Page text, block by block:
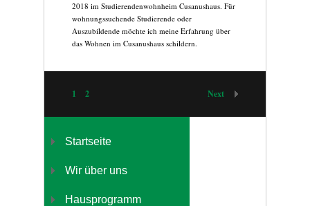
2018 im Studierendenwohnheim Cusanushaus. Für
wohnungssuchende Studierende oder
Auszubildende möchte ich meine Erfahrung über
das Wohnen im Cusanushaus schildern.
1 2 Next
Startseite
Wir über uns
Hausprogramm